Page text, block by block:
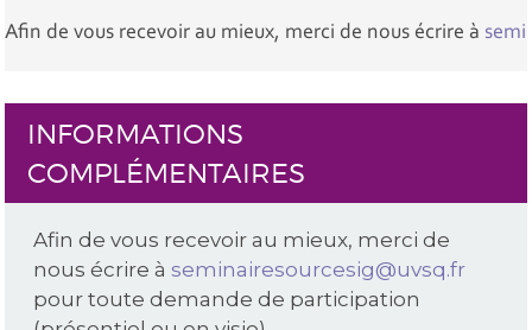
Afin de vous recevoir au mieux, merci de nous écrire à
INFORMATIONS
COMPLÉMENTAIRES
Afin de vous recevoir au mieux, merci de
nous écrire àseminairesourcesig@uvsq.fr
pour toute demande de participation